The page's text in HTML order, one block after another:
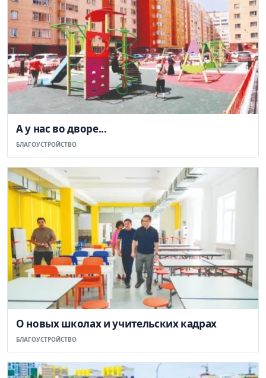
А у нас во дворе...
БЛАГОУСТРОЙСТВО
О новых школах и учительских кадрах
БЛАГОУСТРОЙСТВО